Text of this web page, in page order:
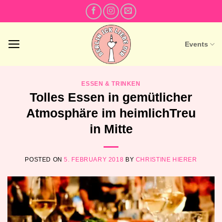
to
Events
ESSEN & TRINKEN
Tolles Essen in gemütlicher
Atmosphäre im heimlichTreu
in Mitte
POSTED ON5. FEBRUARY 2018 BY CHRISTINE HIERER